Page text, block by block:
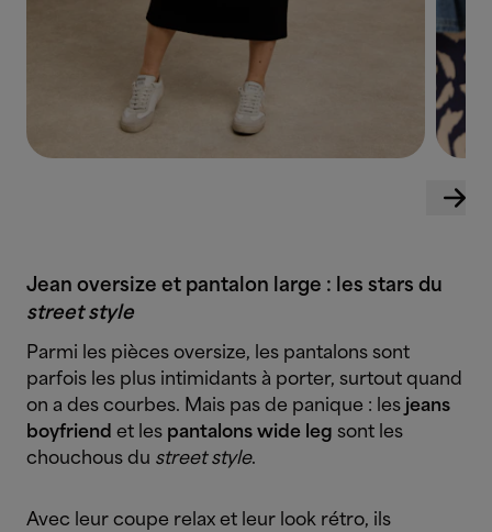
Jean oversize et pantalon large : les stars du
street style
Parmi les pièces oversize, les pantalons sont
parfois les plus intimidants à porter, surtout quand
on a des courbes. Mais pas de panique : les jeans
boyfriend et les pantalons wide leg sont les
chouchous du street style.
Avec leur coupe relax et leur look rétro, ils